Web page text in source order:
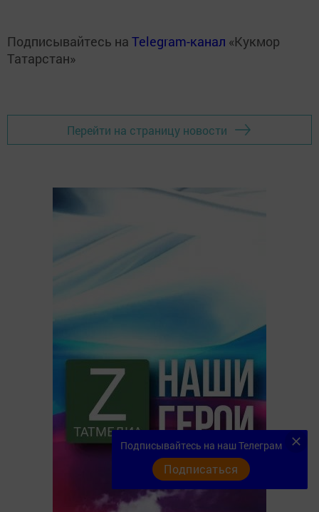
Подписывайтесь на Telegram-канал «Кукмор
Татарстан»
Перейти на страницу новости
Подписывайтесь на наш Телеграм
Подписаться